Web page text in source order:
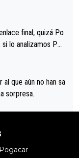
la forma en l
final, quizá Po
lo analizamos Poj
dándose la
de los típicos toqu
Ahí hubo una in
calzador en posi
al que aún no han sa
una sorpresa.